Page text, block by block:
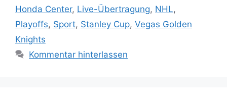
Honda Center, Live-Übertragung, NHL,
Playoffs, Sport, Stanley Cup, Vegas Golden
Knights
Kommentar hinterlassen